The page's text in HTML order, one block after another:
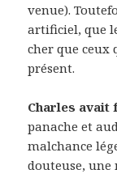
venue).
artificiel, que
cher que
présent.
Charles
panache et
malchance
douteuse, une